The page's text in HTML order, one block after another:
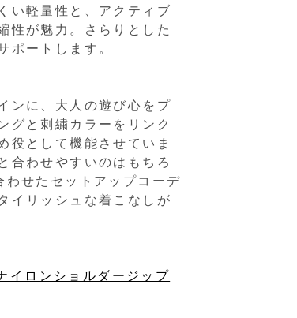
い軽量性と、アクティブ
性が魅力。さらりとした
ポートします。
ンに、大人の遊び心をプ
グと刺繍カラーをリンク
役として機能させていま
合わせやすいのはもちろ
わせたセットアップコーデ
イリッシュな着こなしが
ロンショルダージップ